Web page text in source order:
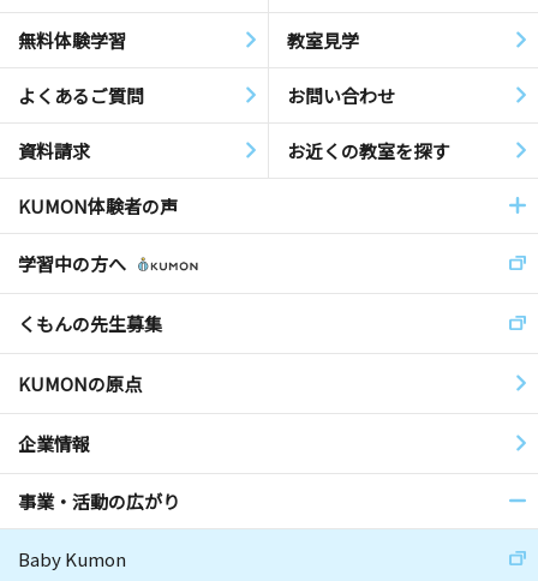
無料体験学習 教室見学
よくあるご質問 お問い合わせ
資料請求 お近くの教室を探す
KUMON体験者の声
学習中の方へ
くもんの先生募集
KUMONの原点
企業情報
事業・活動の広がり
Baby Kumon